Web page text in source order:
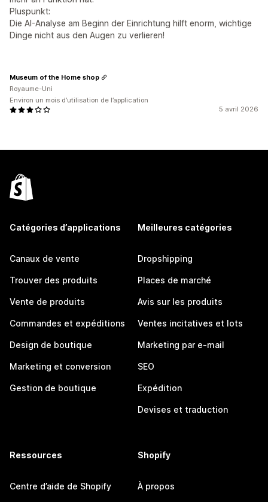
Pluspunkt:
Die AI-Analyse am Beginn der Einrichtung hilft enorm, wichtige
Dinge nicht aus den Augen zu verlieren!
5 avril 2026
Museum of the Home shop
Royaume-Uni
Environ un mois d’utilisation de l’application
Catégories d’applications
Canaux de vente
Trouver des produits
Vente de produits
Commandes et expéditions
Design de boutique
Marketing et conversion
Gestion de boutique
Meilleures catégories
Dropshipping
Places de marché
Avis sur les produits
Ventes incitatives et lots
Marketing par e-mail
SEO
Expédition
Devises et traduction
Ressources
Centre d’aide de Shopify
Shopify
À propos